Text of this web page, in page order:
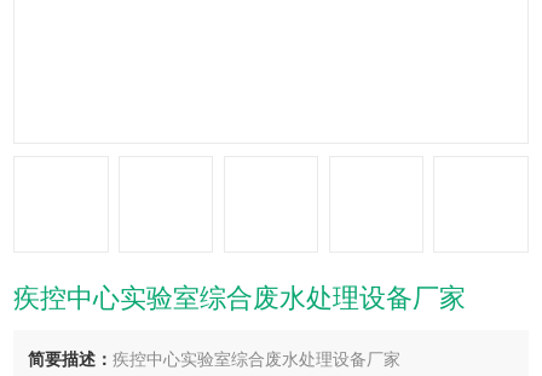
疾控中心实验室综合废水处理设备厂家
简要描述：疾控中心实验室综合废水处理设备厂家